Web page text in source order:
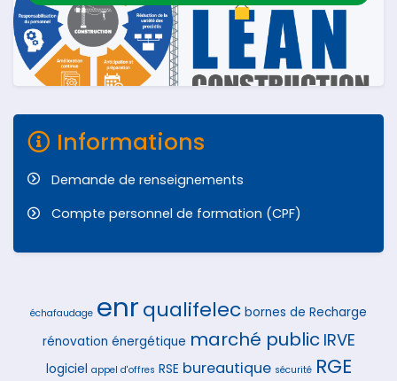
Informations
Demande de renseignements
Compte personnel de formation (CPF)
échafaudage enrqualifelec bornes de Recharge
rénovation énergétique marché public IRVE
logiciel appel d'offres RSE bureautique sécurité RGE